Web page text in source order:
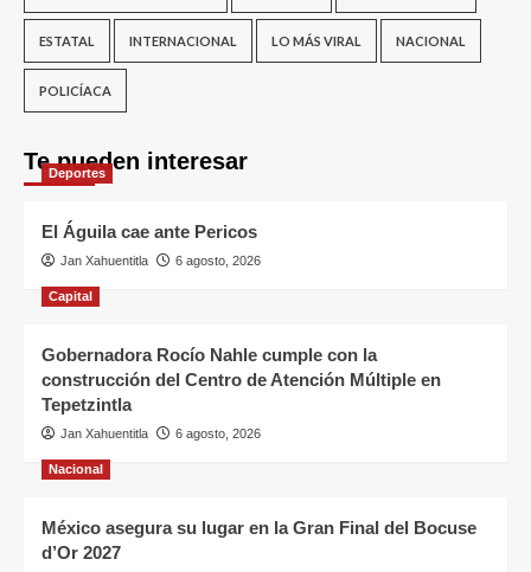
ESTATAL INTERNACIONAL LO MÁS VIRAL NACIONAL
POLICÍACA
Te pueden interesar
Deportes
El Águila cae ante Pericos
Jan Xahuentitla 6 agosto, 2026
Capital
Gobernadora Rocío Nahle cumple con la
construcción del Centro de Atención Múltiple en
Tepetzintla
Jan Xahuentitla 6 agosto, 2026
Nacional
México asegura su lugar en la Gran Final del Bocuse
d’Or 2027